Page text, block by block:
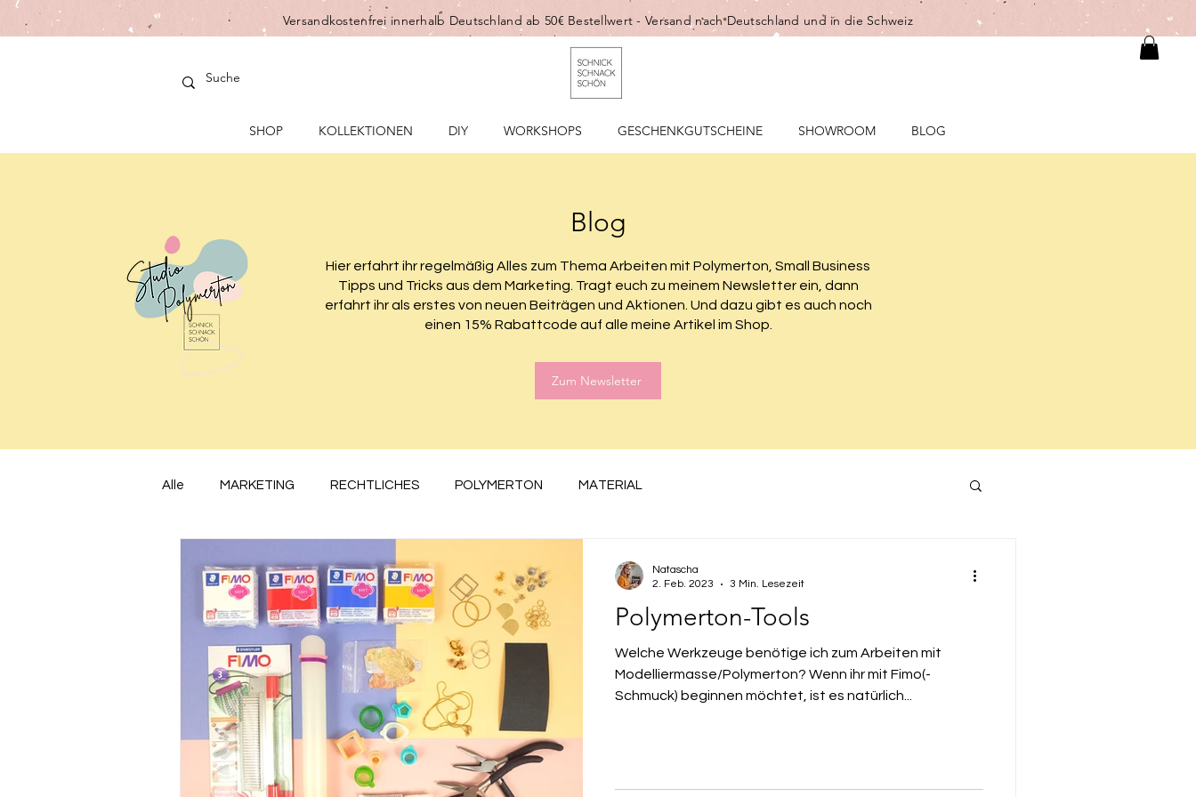
Versandkostenfrei innerhalb Deutschland ab 50€ Bestellwert -Versand nach Deutschland und in die Schweiz
SHOP KOLLEKTIONEN DIY WORKSHOPS GESCHENKGUTSCHEINE SHOWROOM BLOG
Blog
Hier erfahrt ihr regelmäßig Alles zum Thema Arbeiten mit Polymerton, Small Business
Tipps und Tricks aus dem Marketing. Tragt euch zu meinem Newsletter ein, dann
erfahrt ihr als erstes von neuen Beiträgen und Aktionen. Und dazu gibt es auch noch
einen 15% Rabattcode auf alle meine Artikel im Shop.
Zum Newsletter
Alle MARKETING RECHTLICHES POLYMERTON MATERIAL
Polymerton-Tools
Welche Werkzeuge benötige ich zum Arbeiten mit
Modelliermasse/Polymerton? Wenn ihr mit Fimo(-
Schmuck) beginnen möchtet, ist es natürlich...
Natascha
2. Feb. 2023
3 Min. Lesezeit